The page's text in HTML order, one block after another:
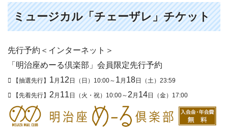
ミュージカル「チェーザレ」チケット
先行予約＜インターネット＞
「明治座めーる倶楽部」会員限定先行予約
【抽選先行】 1 月 12 日（日）10:00～ 1 月 18日（土）23:59
【先着先行】 2 月 11 日（火・祝）10:00～ 2 月 14日（金）17:00